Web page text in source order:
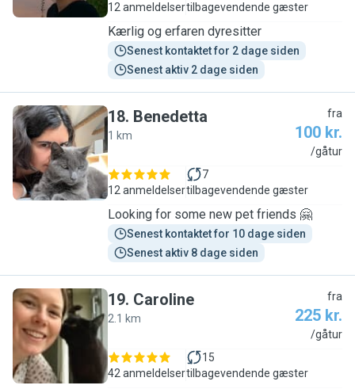
12 anmeldelsertilbagevendende gæster
Kærlig og erfaren dyresitter
Senest kontaktet for 2 dage siden
Senest aktiv 2 dage siden
B
18. Benedetta
1 km
fra
100 kr.
/gåtur
12 anmeldelser
7
tilbagevendende gæster
Looking for some new pet friends 🤗
Senest kontaktet for 10 dage siden
Senest aktiv 8 dage siden
C
19. Caroline
2.1 km
fra
225 kr.
/gåtur
42 anmeldelser
15
tilbagevendende gæster